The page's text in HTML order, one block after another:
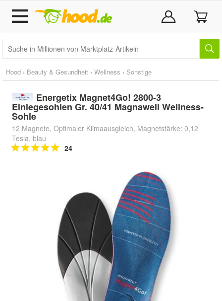
Hood › Beauty & Gesundheit › Wellness › Sonstige
Energetix Magnet4Go! 2800-3
Einlegesohlen Gr. 40/41 Magnawell Wellness-
Sohle
12 Magnete, Optimaler Klimaausgleich, Magnetstärke: 0,12
Tesla, blau
24